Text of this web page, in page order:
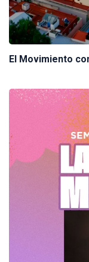
El Movimiento